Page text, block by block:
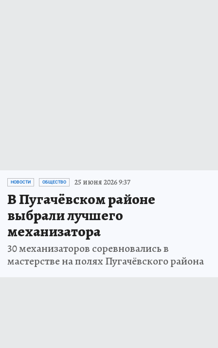
НОВОСТИ ОБЩЕСТВО 25 июня 2026 9:37
В Пугачёвском районе
выбрали лучшего
механизатора
30 механизаторов соревновались в
мастерстве на полях Пугачёвского района